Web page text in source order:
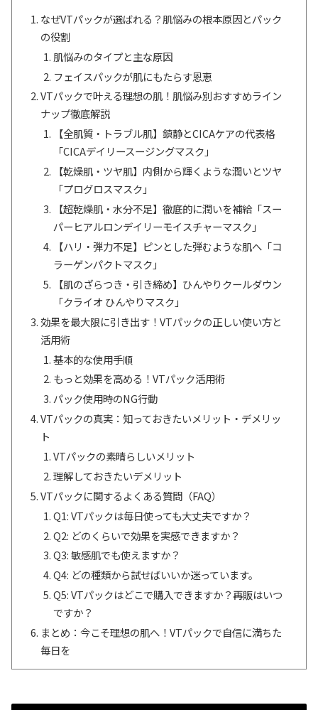
なぜVTパックが選ばれる？肌悩みの根本原因とパック
の役割
肌悩みのタイプと主な原因
フェイスパックが肌にもたらす恩恵
VTパックで叶える理想の肌！肌悩み別おすすめライン
ナップ徹底解説
【全肌質・トラブル肌】鎮静とCICAケアの代表格
「CICAデイリースージングマスク」
【乾燥肌・ツヤ肌】内側から輝くような潤いとツヤ
「プログロスマスク」
【超乾燥肌・水分不足】徹底的に潤いを補給「スー
パーヒアルロンデイリーモイスチャーマスク」
【ハリ・弾力不足】ピンとした弾むような肌へ「コ
ラーゲンパクトマスク」
【肌のざらつき・引き締め】ひんやりクールダウン
「クライオ ひんやりマスク」
効果を最大限に引き出す！VTパックの正しい使い方と
活用術
基本的な使用手順
もっと効果を高める！VTパック活用術
パック使用時のNG行動
VTパックの真実：知っておきたいメリット・デメリッ
ト
VTパックの素晴らしいメリット
理解しておきたいデメリット
VTパックに関するよくある質問（FAQ）
Q1: VTパックは毎日使っても大丈夫ですか？
Q2: どのくらいで効果を実感できますか？
Q3: 敏感肌でも使えますか？
Q4: どの種類から試せばいいか迷っています。
Q5: VTパックはどこで購入できますか？再販はいつ
ですか？
まとめ：今こそ理想の肌へ！VTパックで自信に満ちた
毎日を